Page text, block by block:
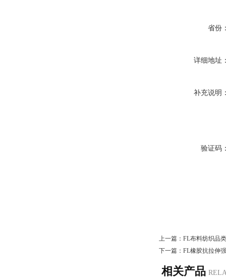
省份
详细地址
补充说明
验证码
上一篇： FL布料纺织品
下一篇： FL橡胶抗拉伸
相关产品